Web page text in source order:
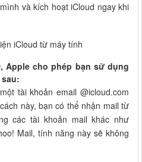
và kích hoạt iCloud ngay khi
Apple cho phép bạn sử dụng
tài khoản email @icloud.com
này, bạn có thể nhận mail từ
các tài khoản mail khác như
Mail, tính năng này sẽ không